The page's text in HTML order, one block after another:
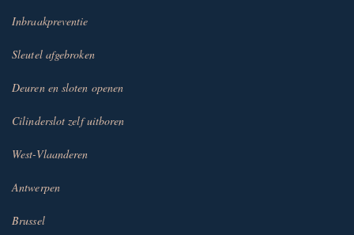
Inbraakpreventie
Sleutel afgebroken
Deuren en sloten openen
Cilinderslot zelf uitboren
West-Vlaanderen
Antwerpen
Brussel